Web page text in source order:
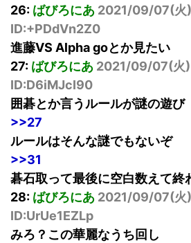
26: ばびろにあ 2021/09/07(
ID:+PDdVn2Z0
進藤VS Alpha goとか見たい
27: ばびろにあ 2021/09/07(火
ID:D6iMJcI90
囲碁とか言うルールが謎の遊び
>>27
ルールはそんな謎でもないぞ
>>31
碁石取って最後に空白数えて終
28: ばびろにあ 2021/09/07(火
ID:UrUe1EZLp
みろ？この華麗なうち回し